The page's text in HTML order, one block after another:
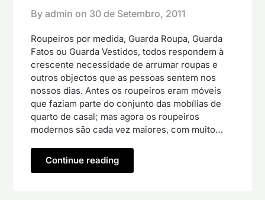
By admin on 30 de Setembro, 2011
Roupeiros por medida, Guarda Roupa, Guarda
Fatos ou Guarda Vestidos, todos respondem à
crescente necessidade de arrumar roupas e
outros objectos que as pessoas sentem nos
nossos dias. Antes os roupeiros eram móveis
que faziam parte do conjunto das mobílias de
quarto de casal; mas agora os roupeiros
modernos são cada vez maiores, com muito…
Continue reading